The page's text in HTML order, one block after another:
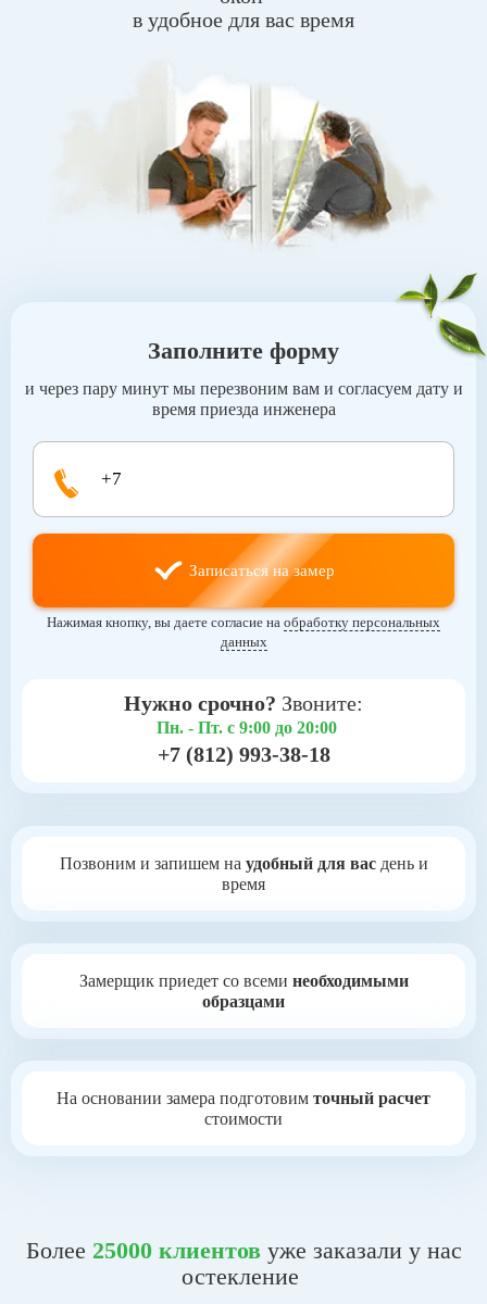
в удобное для вас время
Заполните форму
и через пару минут мы перезвоним вам и согласуем дату и
время приезда инженера
Записаться на замер
Нажимая кнопку, вы даете согласие на обработку персональных
данных
Нужно срочно? Звоните:
Пн. - Пт. с 9:00 до 20:00
+7 (812) 993-38-18
Позвоним и запишем на удобный для васдень и
время
Замерщик приедет со всеми необходимыми
образцами
На основании замера подготовим точный расчет
стоимости
Более 25000клиентов уже заказали у нас
остекление